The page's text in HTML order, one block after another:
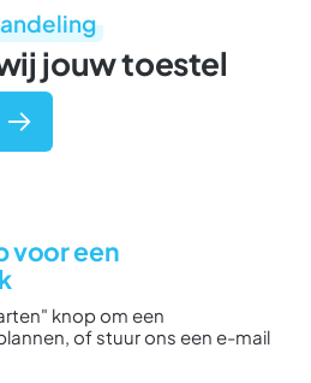
jouw toestel
voor een
knop om een
of stuur ons een e-mail